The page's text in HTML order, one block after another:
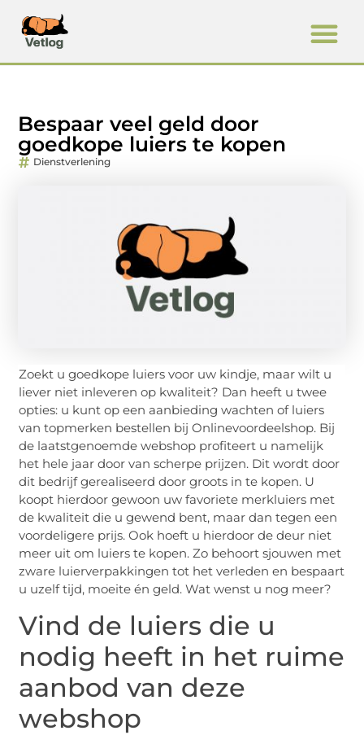
Bespaar veel geld door
goedkope luiers te kopen
Dienstverlening
Zoekt u goedkope luiers voor uw kindje, maar wilt u
liever niet inleveren op kwaliteit? Dan heeft u twee
opties: u kunt op een aanbieding wachten of luiers
van topmerken bestellen bij Onlinevoordeelshop. Bij
de laatstgenoemde webshop profiteert u namelijk
het hele jaar door van scherpe prijzen. Dit wordt door
dit bedrijf gerealiseerd door groots in te kopen. U
koopt hierdoor gewoon uw favoriete merkluiers met
de kwaliteit die u gewend bent, maar dan tegen een
voordeligere prijs. Ook hoeft u hierdoor de deur niet
meer uit om luiers te kopen. Zo behoort sjouwen met
zware luierverpakkingen tot het verleden en bespaart
u uzelf tijd, moeite én geld. Wat wenst u nog meer?
Vind de luiers die u
nodig heeft in het ruime
aanbod van deze
webshop